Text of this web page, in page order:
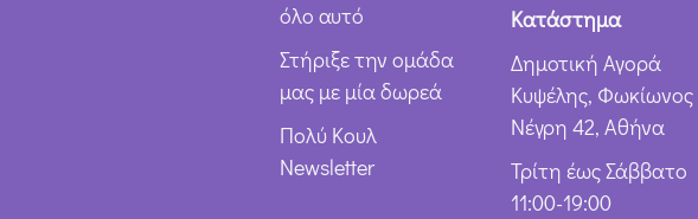
όλο αυτό
Στήριξε την ομάδα
μας με μία δωρεά
Πολύ Κουλ
Newsletter
Κατάστημα
Δημοτική Αγορά
Κυψέλης, Φωκίωνος
Νέγρη 42, Αθήνα
Τρίτη έως Σάββατο
11:00-19:00